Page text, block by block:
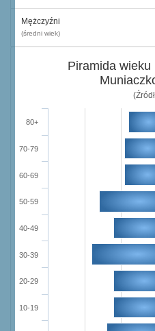
Mężczyźni
(średni wiek)
Piramida
10-19
20-29
30-39
40-49
50-59
60-69
70-79
80+